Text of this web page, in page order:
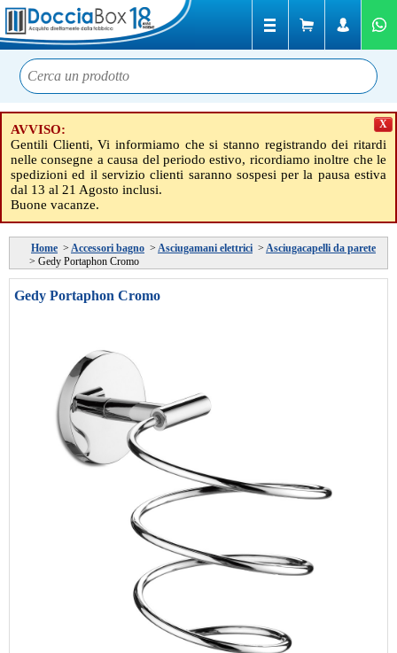
AVVISO:
Gentili Clienti, Vi informiamo che si stanno registrando dei ritardi
nelle consegne a causa del periodo estivo, ricordiamo inoltre che le
spedizioni ed il servizio clienti saranno sospesi per la pausa estiva
dal 13 al 21 Agosto inclusi.
Buone vacanze.
X
Home > Accessori bagno > Asciugamani elettrici > Asciugacapelli da parete
> Gedy Portaphon Cromo
Gedy Portaphon Cromo